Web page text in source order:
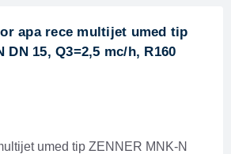
apa rece multijet umed tip
DN 15, Q3=2,5 mc/h, R160
umed tip ZENNER MNK-N